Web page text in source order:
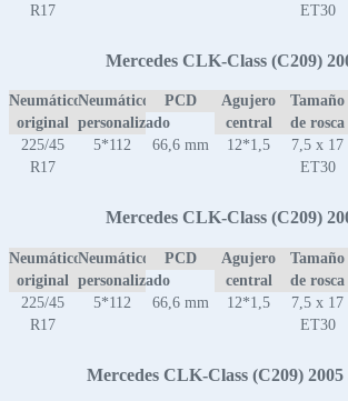
R17
ET30
Mercedes CLK-Class (C209)
Neumático
original
Neumático
personalizado
PCD
Agujero
central
Tamaño
de rosca
225/45
R17
5*112 66,6 mm 12*1,5
7,5 x 17
ET30
Mercedes CLK-Class (C209)
Neumático
original
Neumático
personalizado
PCD
Agujero
central
Tamaño
de rosca
225/45
R17
5*112 66,6 mm 12*1,5
7,5 x 17
ET30
Mercedes CLK-Class (C209)